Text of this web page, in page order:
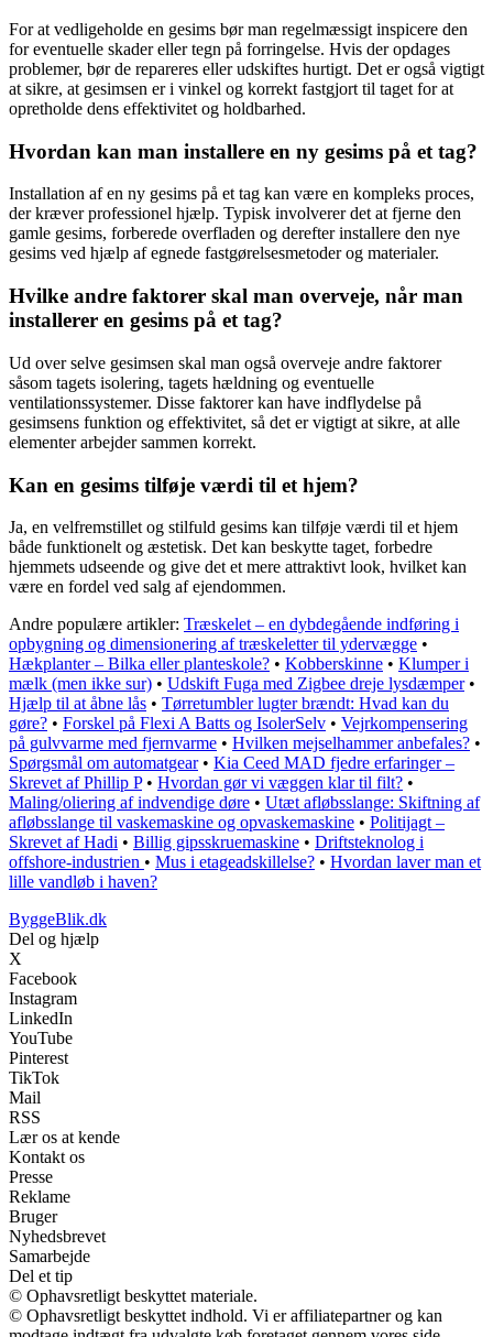
For at vedligeholde en gesims bør man regelmæssigt inspicere den
for eventuelle skader eller tegn på forringelse. Hvis der opdages
problemer, bør de repareres eller udskiftes hurtigt. Det er også vigtigt
at sikre, at gesimsen er i vinkel og korrekt fastgjort til taget for at
opretholde dens effektivitet og holdbarhed.
Hvordan kan man installere en ny gesims på et tag?
Installation af en ny gesims på et tag kan være en kompleks proces,
der kræver professionel hjælp. Typisk involverer det at fjerne den
gamle gesims, forberede overfladen og derefter installere den nye
gesims ved hjælp af egnede fastgørelsesmetoder og materialer.
Hvilke andre faktorer skal man overveje, når man
installerer en gesims på et tag?
Ud over selve gesimsen skal man også overveje andre faktorer
såsom tagets isolering, tagets hældning og eventuelle
ventilationssystemer. Disse faktorer kan have indflydelse på
gesimsens funktion og effektivitet, så det er vigtigt at sikre, at alle
elementer arbejder sammen korrekt.
Kan en gesims tilføje værdi til et hjem?
Ja, en velfremstillet og stilfuld gesims kan tilføje værdi til et hjem
både funktionelt og æstetisk. Det kan beskytte taget, forbedre
hjemmets udseende og give det et mere attraktivt look, hvilket kan
være en fordel ved salg af ejendommen.
Andre populære artikler: Træskelet – en dybdegående indføring i
opbygning og dimensionering af træskeletter til ydervægge •
Hækplanter – Bilka eller planteskole? • Kobberskinne • Klumper i
mælk (men ikke sur) • Udskift Fuga med Zigbee dreje lysdæmper•
Hjælp til at åbne lås • Tørretumbler lugter brændt: Hvad kan du
gøre? • Forskel på Flexi A Batts og IsolerSelv • Vejrkompensering
på gulvvarme med fjernvarme • Hvilken mejselhammer anbefales? •
Spørgsmål om automatgear• Kia Ceed MAD fjedre erfaringer –
Skrevet af Phillip P• Hvordan gør vi væggen klar til filt? •
Maling/oliering af indvendige døre • Utæt afløbsslange: Skiftning af
afløbsslange til vaskemaskine og opvaskemaskine • Politijagt –
Skrevet af Hadi • Billig gipsskruemaskine • Driftsteknolog i
offshore-industrien • Mus i etageadskillelse? • Hvordan laver man et
lille vandløb i haven?
ByggeBlik.dk
Del og hjælp
X
Facebook
Instagram
LinkedIn
YouTube
Pinterest
TikTok
Mail
RSS
Lær os at kende
Kontakt os
Presse
Reklame
Bruger
Nyhedsbrevet
Samarbejde
Del et tip
© Ophavsretligt beskyttet materiale.
© Ophavsretligt beskyttet indhold. Vi er affiliatepartner og kan